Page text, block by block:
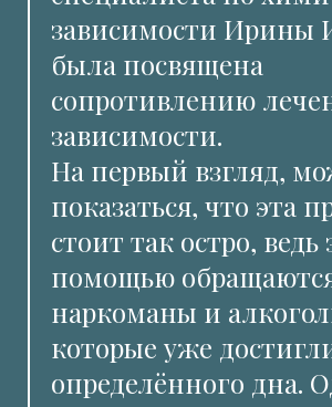
зависимости Ирины
была посвящена
сопротивлению
зависимости.
На первый взгляд,
показаться, что эта
стоит так остро, ведь
помощью
наркоманы и
которые уже
определённого дна.